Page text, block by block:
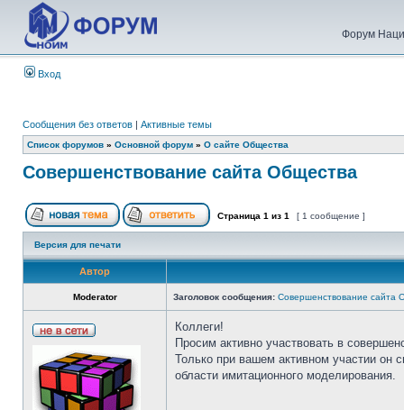
Форум
Вход
Сообщения без ответов | Активные темы
Список форумов » Основной форум » О сайте Общества
Совершенствование сайта Общества
Страница 1 из 1 [ 1 сообщение ]
Версия для печати
Автор
Moderator Заголовок сообщения: Совершенствование сайта
Коллеги!
Просим активно участвовать в
Только при вашем активном участии он
области имитационного моделирования.